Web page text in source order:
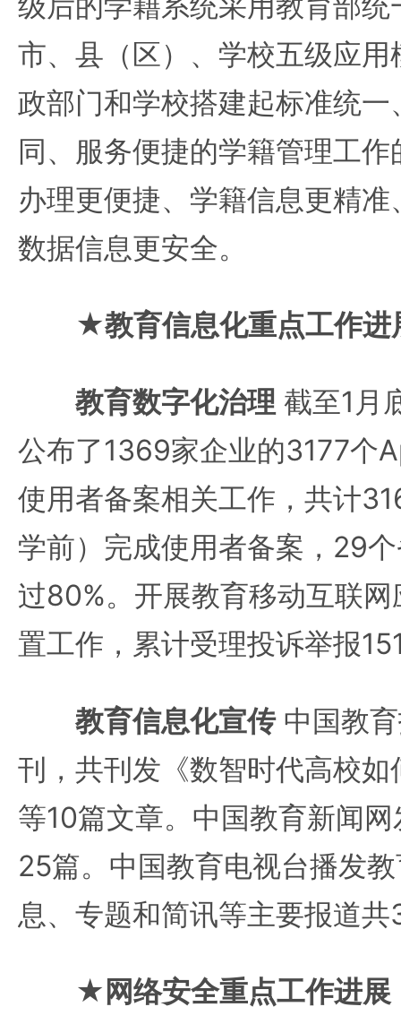
市、县（区）、学校五级应
政部门和学校搭建起标准统
同、服务便捷的学籍管理工
办理更便捷、学籍信息更精
数据信息更安全。
★教育信息化重点工作进
教育数字化治理 截至1月
公布了1369家企业的3177个
使用者备案相关工作，共计
学前）完成使用者备案，29
过80%。开展教育移动互联
置工作，累计受理投诉举报
教育信息化宣传中国教
刊，共刊发《数智时代高校
等10篇文章。中国教育新闻
25篇。中国教育电视台播发
息、专题和简讯等主要报道
★网络安全重点工作进展